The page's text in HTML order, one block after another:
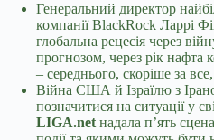
Генеральний директор
компанії BlackRock Ларрі
глобальна рецесія через
прогнозом, через рік нафта
– середнього, скоріше за
Війна США й Ізраїлю з
позначитися на ситуації у
LIGA.net надала п’ять